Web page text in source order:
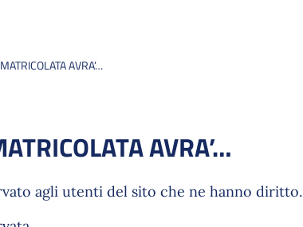
AVRA’…
AVRA’…
agli utenti del sito che ne hanno diritto.